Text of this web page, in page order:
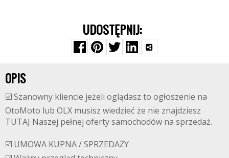
UDOSTĘPNIJ:
OPIS
☑️ Szanowny kliencie jeżeli oglądasz to ogłoszenie na
OtoMoto lub OLX musisz wiedzieć że nie znajdziesz
TUTAJ Naszej pełnej oferty samochodów na sprzedaż.
☑️ UMOWA KUPNA / SPRZEDAŻY